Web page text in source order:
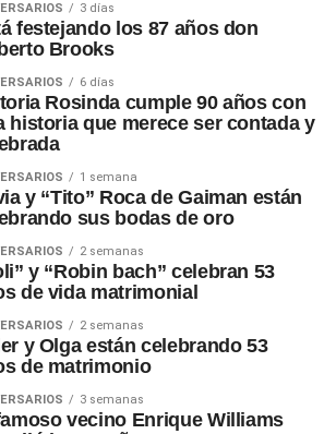
3 días
festejando los 87 años don
Brooks
6 días
Rosinda cumple 90 años con
historia que merece ser contada y
1 semana
y “Tito” Roca de Gaiman están
sus bodas de oro
2 semanas
y “Robin bach” celebran 53
de vida matrimonial
2 semanas
y Olga están celebrando 53
de matrimonio
3 semanas
vecino Enrique Williams